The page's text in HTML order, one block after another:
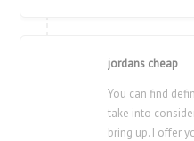
jordans cheap
You can find
take into
bring up. I offer